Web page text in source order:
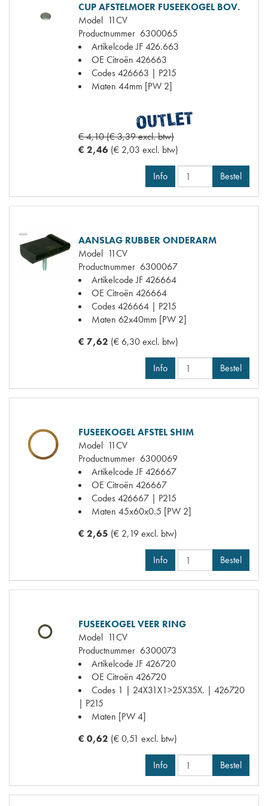
CUP AFSTELMOER FUSEEKOGEL BOV.
Model 11CV
Productnummer 6300065
Artikelcode JF426.663
OE Citroën 426663
Codes426663 | P215
Maten 44mm [PW 2]
€ 4,10 (€ 3,39 excl. btw)
€ 2,46 (€ 2,03 excl. btw)
Info Bestel
AANSLAG RUBBER ONDERARM
Model 11CV
Productnummer 6300067
Artikelcode JF426664
OE Citroën 426664
Codes426664 | P215
Maten 62x40mm [PW 2]
€ 7,62 (€ 6,30 excl. btw)
Info Bestel
FUSEEKOGEL AFSTEL SHIM
Model 11CV
Productnummer 6300069
Artikelcode JF426667
OE Citroën 426667
Codes426667 | P215
Maten 45x60x0.5 [PW 2]
€ 2,65 (€ 2,19 excl. btw)
Info Bestel
FUSEEKOGEL VEER RING
Model 11CV
Productnummer 6300073
Artikelcode JF426720
OE Citroën 426720
Codes 1 | 24X31X1>25X35X. | 426720
| P215
Maten [PW 4]
€ 0,62 (€ 0,51 excl. btw)
Info Bestel